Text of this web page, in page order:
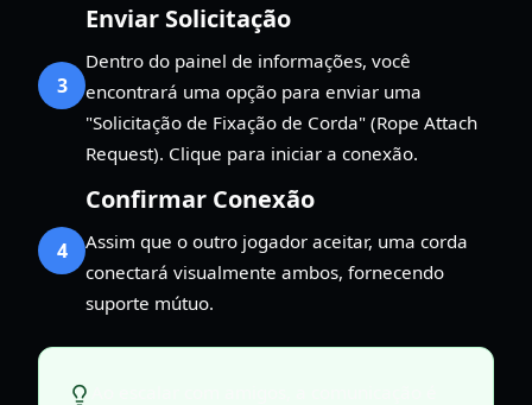
3
Enviar Solicitação
Dentro do painel de informações, você
encontrará uma opção para enviar uma
"Solicitação de Fixação de Corda" (Rope Attach
Request). Clique para iniciar a conexão.
4
Confirmar Conexão
Assim que o outro jogador aceitar, uma corda
conectará visualmente ambos, fornecendo
suporte mútuo.